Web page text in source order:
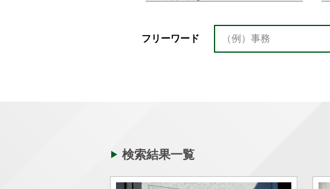
フリーワード
検索結果一覧